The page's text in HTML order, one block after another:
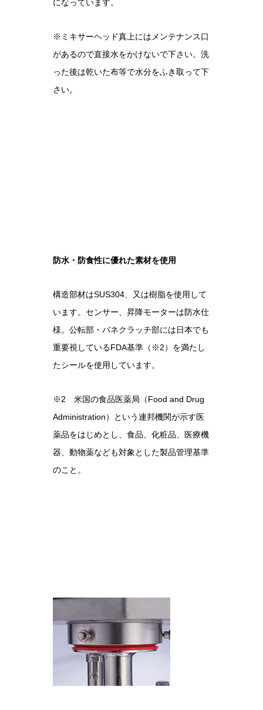
になっています。
※ミキサーヘッド真上にはメンテナンス口
があるので直接水をかけないで下さい。洗
った後は乾いた布等で水分をふき取って下
さい。
防水・防食性に優れた素材を使用
構造部材はSUS304、又は樹脂を使用して
います。センサー、昇降モーターは防水仕
様。公転部・バネクラッチ部には日本でも
重要視しているFDA基準（※2）を満たし
たシールを使用しています。
※2 米国の食品医薬局（Food and Drug
Administration）という連邦機関が示す医
薬品をはじめとし、食品、化粧品、医療機
器、動物薬なども対象とした製品管理基準
のこと。